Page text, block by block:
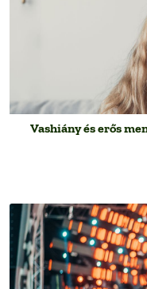
Vashiány és erős